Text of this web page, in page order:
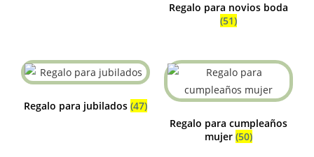
Regalo para novios boda
(51)
Regalo para jubilados (47)
Regalo para cumpleaños
mujer (50)